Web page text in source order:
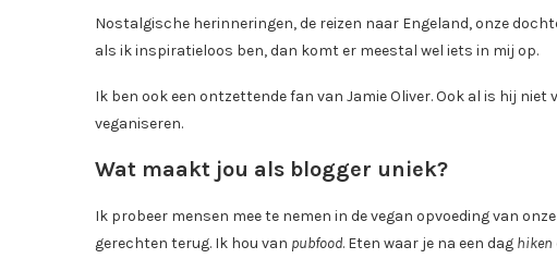
Nostalgische herinneringen, de reizen naar Engeland, onze
als ik inspiratieloos ben, dan komt er meestal wel iets in mij op.
Ik ben ook een ontzettende fan van Jamie Oliver. Ook al is hij
veganiseren.
Wat maakt jou als blogger uniek?
Ik probeer mensen mee te nemen in de vegan opvoeding van
gerechten terug. Ik hou van pubfood. Eten waar je na een dag hiken